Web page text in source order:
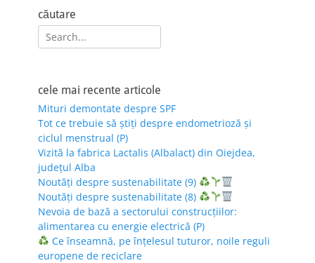
căutare
Search
for:
cele mai recente articole
Mituri demontate despre SPF
Tot ce trebuie să știți despre endometrioză și
ciclul menstrual (P)
Vizită la fabrica Lactalis (Albalact) din Oiejdea,
județul Alba
Noutăți despre sustenabilitate (9)
Noutăți despre sustenabilitate (8)
Nevoia de bază a sectorului construcțiilor:
alimentarea cu energie electrică (P)
Ce înseamnă, pe înțelesul tuturor, noile reguli
europene de reciclare